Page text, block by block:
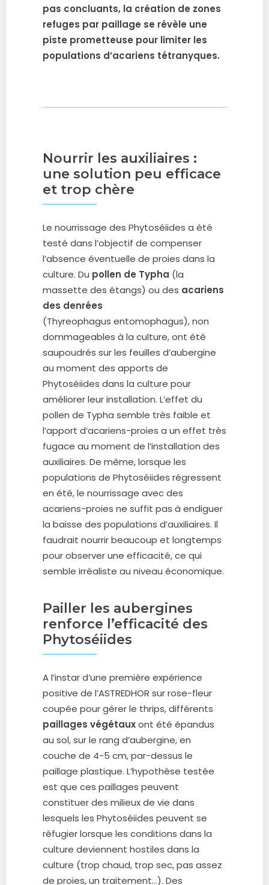
pas concluants, la création de zones
refuges par paillage se révèle une
piste prometteuse pour limiter les
populations d’acariens tétranyques.
Nourrir les auxiliaires :
une solution peu efficace
et trop chère
Le nourrissage des Phytoséiides a été
testé dans l’objectif de compenser
l’absence éventuelle de proies dans la
culture. Du pollen de Typha (la
massette des étangs) ou des acariens
des denrées
(Thyreophagus entomophagus), non
dommageables à la culture, ont été
saupoudrés sur les feuilles d’aubergine
au moment des apports de
Phytoséiides dans la culture pour
améliorer leur installation. L’effet du
pollen de Typha semble très faible et
l’apport d’acariens-proies a un effet très
fugace au moment de l’installation des
auxiliaires. De même, lorsque les
populations de Phytoséiides régressent
en été, le nourrissage avec des
acariens-proies ne suffit pas à endiguer
la baisse des populations d’auxiliaires. Il
faudrait nourrir beaucoup et longtemps
pour observer une efficacité, ce qui
semble irréaliste au niveau économique.
Pailler les aubergines
renforce l’efficacité des
Phytoséiides
A l’instar d’une première expérience
positive de l’ASTREDHOR sur rose-fleur
coupée pour gérer le thrips, différents
paillages végétauxont été épandus
au sol, sur le rang d’aubergine, en
couche de 4-5 cm, par-dessus le
paillage plastique. L’hypothèse testée
est que ces paillages peuvent
constituer des milieux de vie dans
lesquels les Phytoséiides peuvent se
réfugier lorsque les conditions dans la
culture deviennent hostiles dans la
culture (trop chaud, trop sec, pas assez
de proies, un traitement…). Des